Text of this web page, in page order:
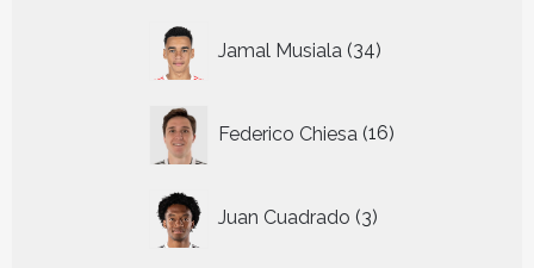
Jamal Musiala 34
producten
Federico Chiesa 16
producten
Juan Cuadrado 3
producten